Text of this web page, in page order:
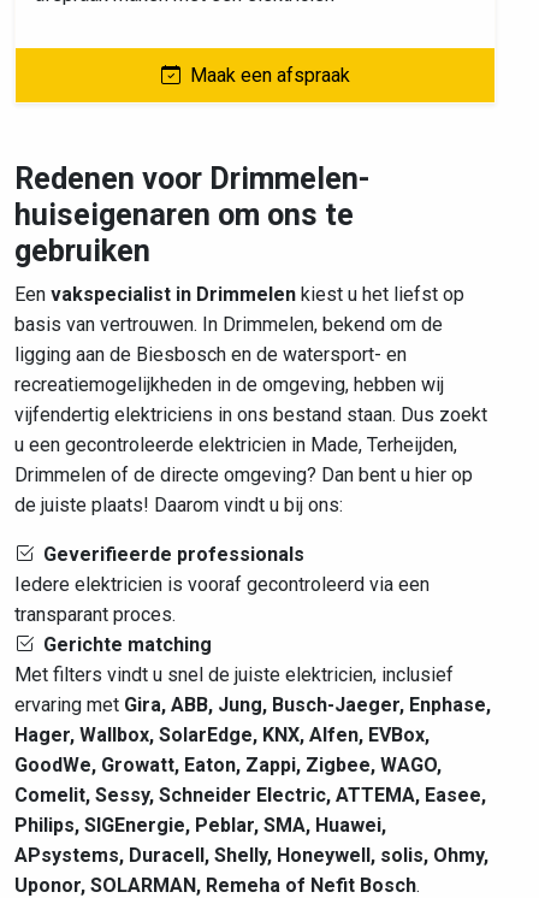
Maak een afspraak
Redenen voor Drimmelen-
huiseigenaren om ons te
gebruiken
Een vakspecialist in Drimmelen kiest u het liefst op
basis van vertrouwen. In Drimmelen, bekend om de
ligging aan de Biesbosch en de watersport- en
recreatiemogelijkheden in de omgeving, hebben wij
vijfendertig elektriciens in ons bestand staan. Dus zoekt
u een gecontroleerde elektricien in Made, Terheijden,
Drimmelen of de directe omgeving? Dan bent u hier op
de juiste plaats! Daarom vindt u bij ons:
Geverifieerde professionals
Iedere elektricien is vooraf gecontroleerd via een
transparant proces.
Gerichte matching
Met filters vindt u snel de juiste elektricien, inclusief
ervaring met Gira, ABB, Jung, Busch-Jaeger, Enphase,
Hager, Wallbox, SolarEdge, KNX, Alfen, EVBox,
GoodWe, Growatt, Eaton, Zappi, Zigbee, WAGO,
Comelit, Sessy, Schneider Electric, ATTEMA, Easee,
Philips, SIGEnergie, Peblar, SMA, Huawei,
APsystems, Duracell, Shelly, Honeywell, solis, Ohmy,
Uponor, SOLARMAN, Remeha of Nefit Bosch.